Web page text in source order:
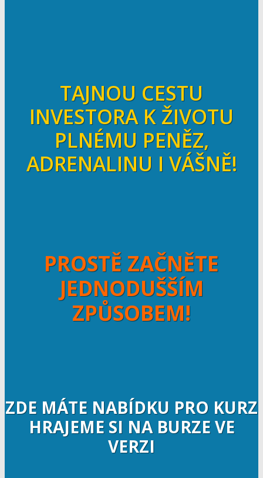
TAJNOU CESTU
INVESTORA K ŽIVOTU
PLNÉMU PENĚZ,
ADRENALINU I VÁŠNĚ!
PROSTĚ ZAČNĚTE
JEDNODUŠŠÍM
ZPŮSOBEM!
ZDE MÁTE NABÍDKU PRO KURZ
HRAJEME SI NA BURZE VE
VERZI